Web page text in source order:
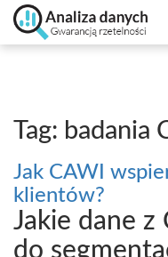
Tag: badania
Jak CAWI
klientów?
Jakie dane z
do